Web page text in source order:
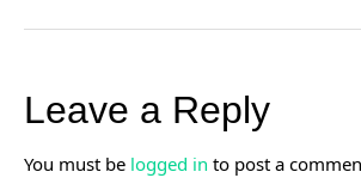
Leave a Reply
You must be logged in to post a